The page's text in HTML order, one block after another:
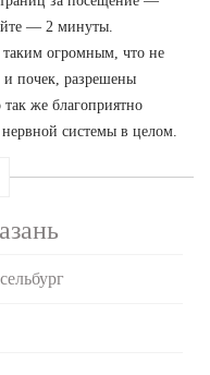
— 2 минуты.
таким огромным, что не
и почек, разрешены
же благоприятно
системы в целом.